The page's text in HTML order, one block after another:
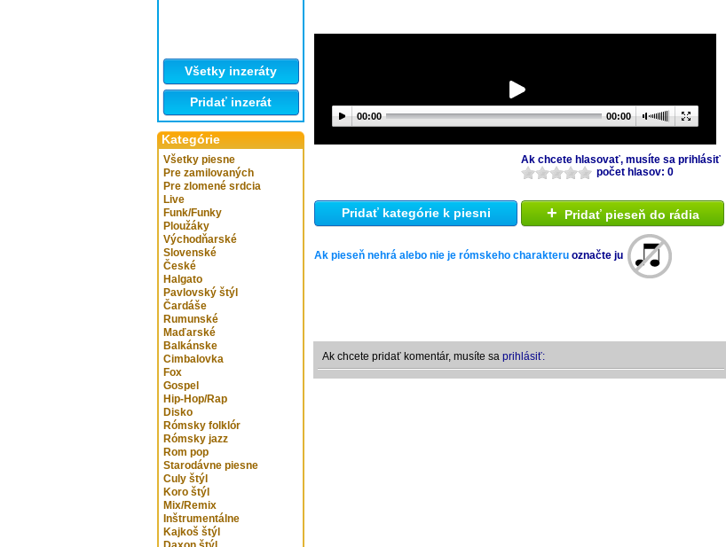
Všetky inzeráty
Pridať inzerát
Kategórie
Všetky piesne
Pre zamilovaných
Pre zlomené srdcia
Live
Funk/Funky
Ploužáky
Východňarské
Slovenské
České
Halgato
Pavlovský štýl
Čardáše
Rumunské
Maďarské
Balkánske
Cimbalovka
Fox
Gospel
Hip-Hop/Rap
Disko
Rómsky folklór
Rómsky jazz
Rom pop
Starodávne piesne
Culy štýl
Koro štýl
Mix/Remix
Inštrumentálne
Kajkoš štýl
00:00 00:00
Ak chcete hlasovať, musíte sa prihlásiť
počet hlasov: 0
Pridať kategórie k piesni + Pridať pieseň do rádia
Ak pieseň nehrá alebo nie je rómskeho charakteru označte ju
Ak chcete pridať komentár, musíte sa prihlásiť: